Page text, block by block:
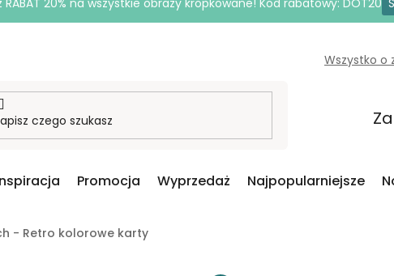
RABAT 20% na wszystkie obrazy kropkowane! Kod rabatowy: DOT20
Wszystko o
Promocja Wyprzedaż Najpopularniejsze
- Retro kolorowe karty